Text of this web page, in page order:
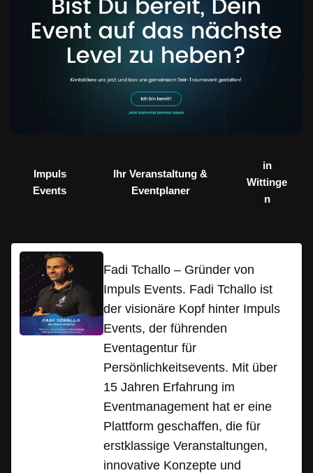
Impuls
Events
Ihr Veranstaltung &
Eventplaner
in
Wittinge
n
Fadi Tchallo – Gründer von
Impuls Events. Fadi Tchallo ist
der visionäre Kopf hinter Impuls
Events, der führenden
Eventagentur für
Persönlichkeitsevents. Mit über
15 Jahren Erfahrung im
Eventmanagement hat er eine
Plattform geschaffen, die für
erstklassige Veranstaltungen,
innovative Konzepte und